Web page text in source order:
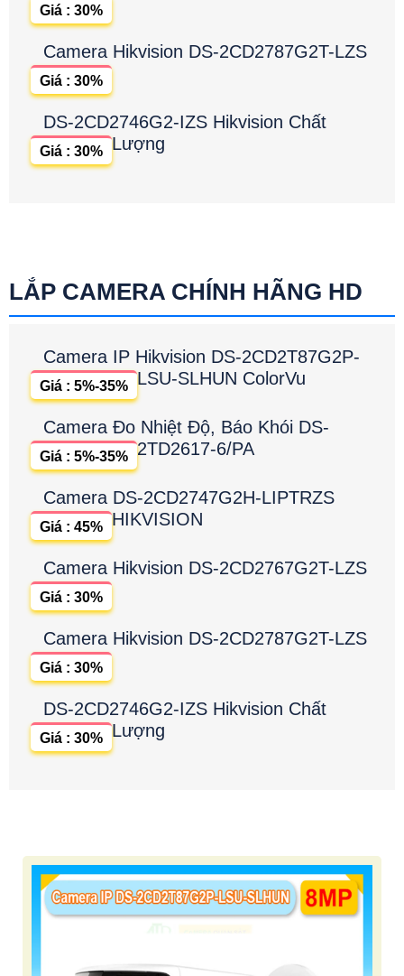
Giá : 30%
Camera Hikvision DS-2CD2787G2T-LZS
Giá : 30%
DS-2CD2746G2-IZS Hikvision Chất
Lượng
Giá : 30%
LẮP CAMERA CHÍNH HÃNG HD
Camera IP Hikvision DS-2CD2T87G2P-
LSU-SLHUN ColorVu
Giá : 5%-35%
Camera Đo Nhiệt Độ, Báo Khói DS-
2TD2617-6/PA
Giá : 5%-35%
Camera DS-2CD2747G2H-LIPTRZS
HIKVISION
Giá : 45%
Camera Hikvision DS-2CD2767G2T-LZS
Giá : 30%
Camera Hikvision DS-2CD2787G2T-LZS
Giá : 30%
DS-2CD2746G2-IZS Hikvision Chất
Lượng
Giá : 30%